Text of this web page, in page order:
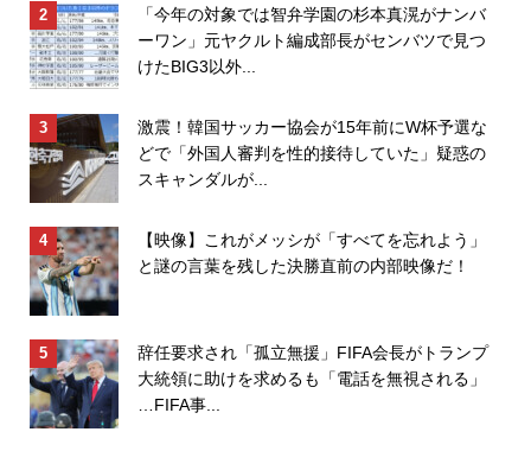
「今年の対象では智弁学園の杉本真滉がナンバ
ーワン」元ヤクルト編成部長がセンバツで見つ
けたBIG3以外...
激震！韓国サッカー協会が15年前にW杯予選な
どで「外国人審判を性的接待していた」疑惑の
スキャンダルが...
【映像】これがメッシが「すべてを忘れよう」
と謎の言葉を残した決勝直前の内部映像だ！
辞任要求され「孤立無援」FIFA会長がトランプ
大統領に助けを求めるも「電話を無視される」
…FIFA事...